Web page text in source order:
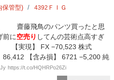
保管型) 4392 ＦＩＧ
齋藤飛鳥のパンツ買ったと思
前に空売り してんの芸術点高すぎ
【実現】 FX −70,523 株式
み損】 6721 −5,200 純
https://t.co/HQHRPo26Zi